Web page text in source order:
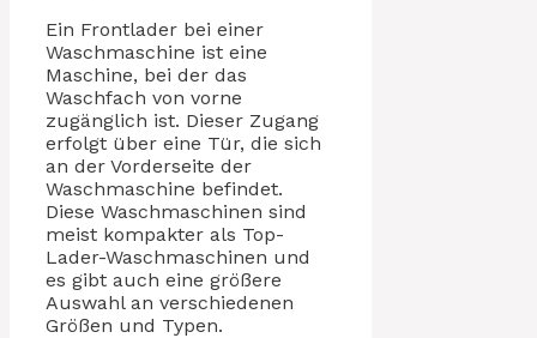
Ein Frontlader bei einer
Waschmaschine ist eine
Maschine, bei der das
Waschfach von vorne
zugänglich ist. Dieser Zugang
erfolgt über eine Tür, die sich
an der Vorderseite der
Waschmaschine befindet.
Diese Waschmaschinen sind
meist kompakter als Top-
Lader-Waschmaschinen und
es gibt auch eine größere
Auswahl an verschiedenen
Größen und Typen.